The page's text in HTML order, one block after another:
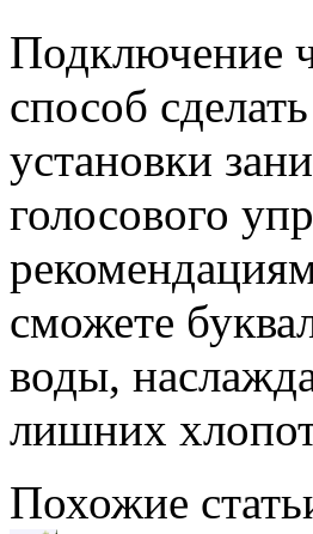
Подключение
способ
установки
голосового
сможете
воды,
лишних
Похожие